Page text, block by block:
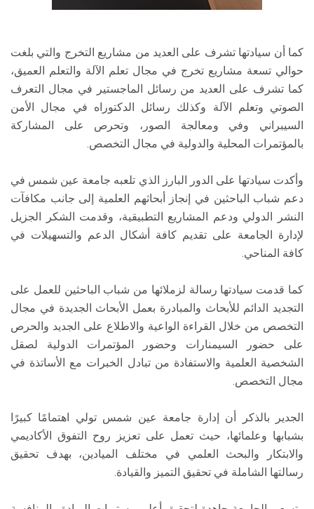
كما أن سيادتها تشرف على العديد من مشاريع التخرج والتي بلغت
حوالي تسعة مشاريع تخرج في مجال تعلم الآلة والتعلم العميق،
كما تشرف على العديد من رسائل الماجستير في مجال التعرف
الصوتي وتعلم الآلة وكذلك رسائل الدكتوراه في مجال الأمن
السيبراني وفي ومعالجة الصور، وتحرص على المشاركة
بالمؤتمرات المحلية والدولية في مجال التخصص.
وأكدت سيادتها على الدور البارز الذي تلعبه جامعة عين شمس في
دعم شباب الباحثين في إنجاز أبحاثهم العلمية إلى جانب مكافآت
النشر الدولي ودعم المشاريع التطبيقية، وقدمت الشكر الجزيل
لإدارة الجامعة على تقديم كافة أشكال الدعم والتسهيلات في
كافة المناحي.
كما قدمت سيادتها رسالة لزملائها من شباب الباحثين للعمل على
التجديد الدائم للأبحاث والمبادرة بعمل الأبحاث الجديدة في مجال
التخصص من خلال القراءة الواعية والاطلاع على الجديد والحرص
على حضور السيمنارات وحضور المؤتمرات الدولية لصقل
الشخصية العلمية والاستفادة من تبادل الخبرات مع الأساتذة في
مجال التخصص.
الجدير بالذكر أن إدارة جامعة عين شمس تولي اهتمامًا كبيرًا
بشبابها وعلمائها، حيث تعمل على تعزيز روح التفوق الأكاديمي
والابتكار والبحث العلمي في مختلف الميادين، بهدف تحقيق
رسالتها الشاملة في تحقيق التميز والقيادة.